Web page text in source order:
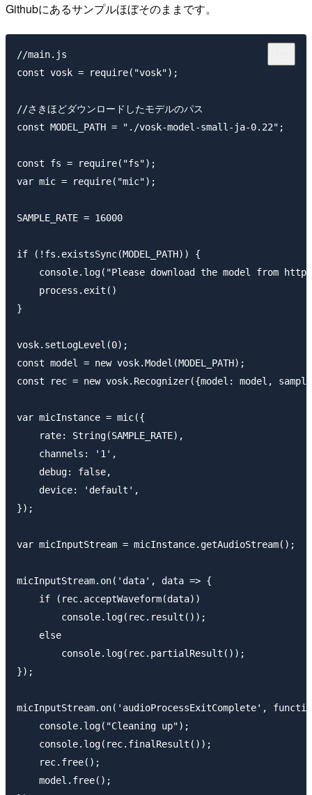
Githubにあるサンプルほぼそのままです。
//main.js
const vosk = require("vosk");
//さきほどダウンロードしたモデルのパス
const MODEL_PATH = "./vosk-model-small-ja-0.22";
const fs = require("fs");
var mic = require("mic");
SAMPLE_RATE = 16000
if (!fs.existsSync(MODEL_PATH)) {
console.log("Please download the model from
    process.exit()
}
vosk.setLogLevel(0);
const model = new vosk.Model(MODEL_PATH);
const rec = new vosk.Recognizer({model: model,
var micInstance = mic({
    rate: String(SAMPLE_RATE),
    channels: '1',
    debug: false,
    device: 'default',
});
var micInputStream = micInstance.getAudioStream();
micInputStream.on('data', data => {
    if (rec.acceptWaveform(data))
        console.log(rec.result());
    else
        console.log(rec.partialResult());
});
micInputStream.on('audioProcessExitComplete',
    console.log("Cleaning up");
    console.log(rec.finalResult());
    rec.free();
    model.free();